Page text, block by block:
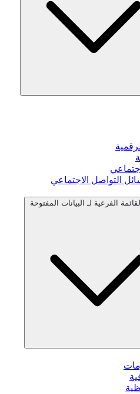
التواصل الاجتماعي
الفرعية لـ البيانات المفتوحة